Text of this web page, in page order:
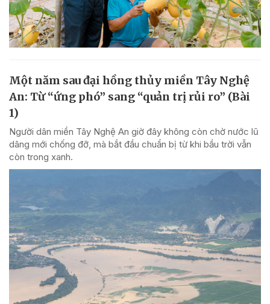
Một năm sau đại hồng thủy miền Tây Nghệ
An: Từ “ứng phó” sang “quản trị rủi ro” (Bài
1)
Người dân miền Tây Nghệ An giờ đây không còn chờ nước lũ
dâng mới chống đỡ, mà bắt đầu chuẩn bị từ khi bầu trời vẫn
còn trong xanh.